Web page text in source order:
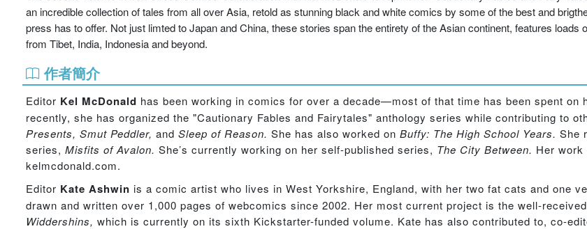
an incredible collection of tales from all over Asia, retold as stunning black and white comics by some of the best and
press has to offer. Not just limted to Japan and China, these stories span the entirety of the Asian continent, features loads
from Tibet, India, Indonesia and beyond.
作者簡介
Editor Kel McDonald has been working in comics for over a decade—most of that time has been spent on
recently, she has organized the "Cautionary Fables and Fairytales" anthology series while contributing to
Presents, Smut Peddler, and Sleep of Reason. She has also worked on Buffy: The High School Years. She
series, Misfits of Avalon. She’s currently working on her self-published series, The City Between. Her work
kelmcdonald.com.
Editor Kate Ashwin is a comic artist who lives in West Yorkshire, England, with her two fat cats and one
drawn and written over 1,000 pages of webcomics since 2002. Her most current project is the well-
Widdershins, which is currently on its sixth Kickstarter-funded volume. Kate has also contributed to, co-